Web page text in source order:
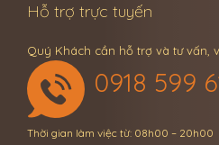
Hỗ trợ trực tuyến
Quý Khách cần hỗ trợ và tư vấn,
0918 599
Thời gian làm việc từ: 08h00 – 20h00